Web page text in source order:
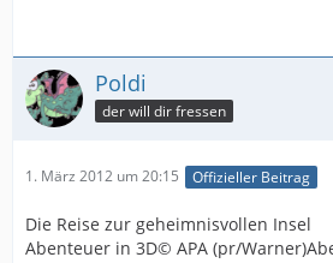
Poldi
der will dir fressen
1. März 2012 um 20:15 Offizieller Beitrag
Die Reise zur geheimnisvollen Insel
Abenteuer in 3D© APA (pr/